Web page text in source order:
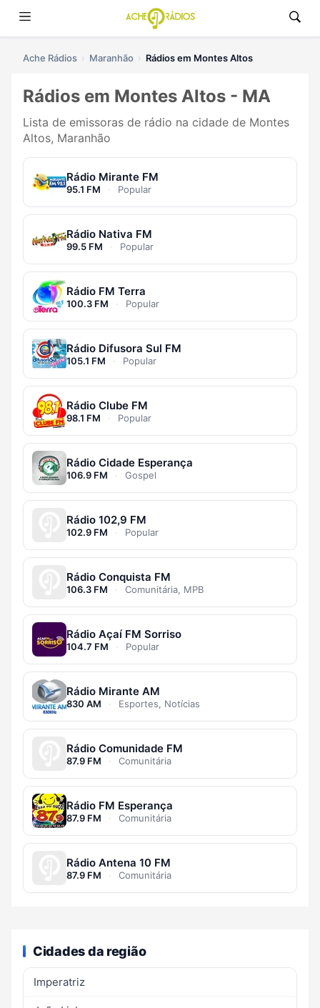
Ache Rádios Maranhão Rádios em Montes Altos
Rádios em Montes Altos - MA
Lista de emissoras de rádio na cidade de Montes
Altos, Maranhão
Rádio Mirante FM
95.1 FM · Popular
Rádio Nativa FM
99.5 FM · Popular
Rádio FM Terra
100.3 FM · Popular
Rádio Difusora Sul FM
105.1 FM · Popular
Rádio Clube FM
98.1 FM · Popular
Rádio Cidade Esperança
106.9 FM · Gospel
Rádio 102,9 FM
102.9 FM · Popular
Rádio Conquista FM
106.3 FM · Comunitária, MPB
Rádio Açaí FM Sorriso
104.7 FM · Popular
Rádio Mirante AM
830 AM · Esportes, Notícias
Rádio Comunidade FM
87.9 FM · Comunitária
Rádio FM Esperança
87.9 FM · Comunitária
Rádio Antena 10 FM
87.9 FM · Comunitária
Cidades da região
Imperatriz